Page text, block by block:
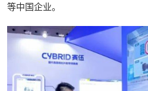
等中国企业。